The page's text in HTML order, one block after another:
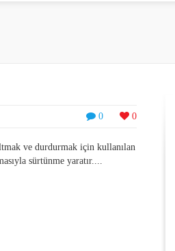
0 0
ve durdurmak için kullanılan
sürtünme yaratır....